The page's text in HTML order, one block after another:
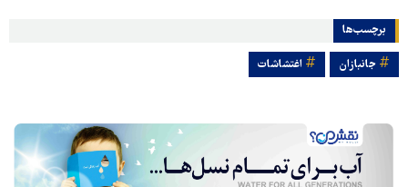
برچسب‌ها
جانبازان اغتشاشات